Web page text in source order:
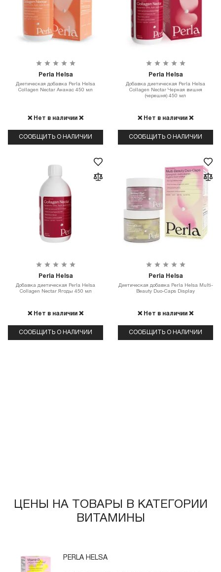
Perla Helsa
Диетическая добавка Perla Helsa
Collagen Nectar Ананас 450 мл
❌ Нет в наличии ❌
СООБЩИТЬ О НАЛИЧИИ
Perla Helsa
Добавка диетическая Perla Helsa
Collagen Nectar Черная вишня
(черешня) 450 мл
❌ Нет в наличии ❌
СООБЩИТЬ О НАЛИЧИИ
Perla Helsa
Добавка диетическая Perla Helsa
Collagen Nectar Ягоды 450 мл
❌ Нет в наличии ❌
СООБЩИТЬ О НАЛИЧИИ
Perla Helsa
Диетическая добавка Perla Helsa Multi-
Beauty Duo-Caps Display
❌ Нет в наличии ❌
СООБЩИТЬ О НАЛИЧИИ
ЦЕНЫ НА ТОВАРЫ В КАТЕГОРИИ
ВИТАМИНЫ
PERLA HELSA